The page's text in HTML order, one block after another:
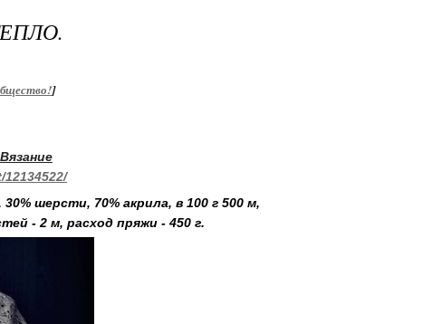
]
Вязание
шерсти, 70% акрила, в 100 г 500 м,
- 2 м, расход пряжи - 450 г.